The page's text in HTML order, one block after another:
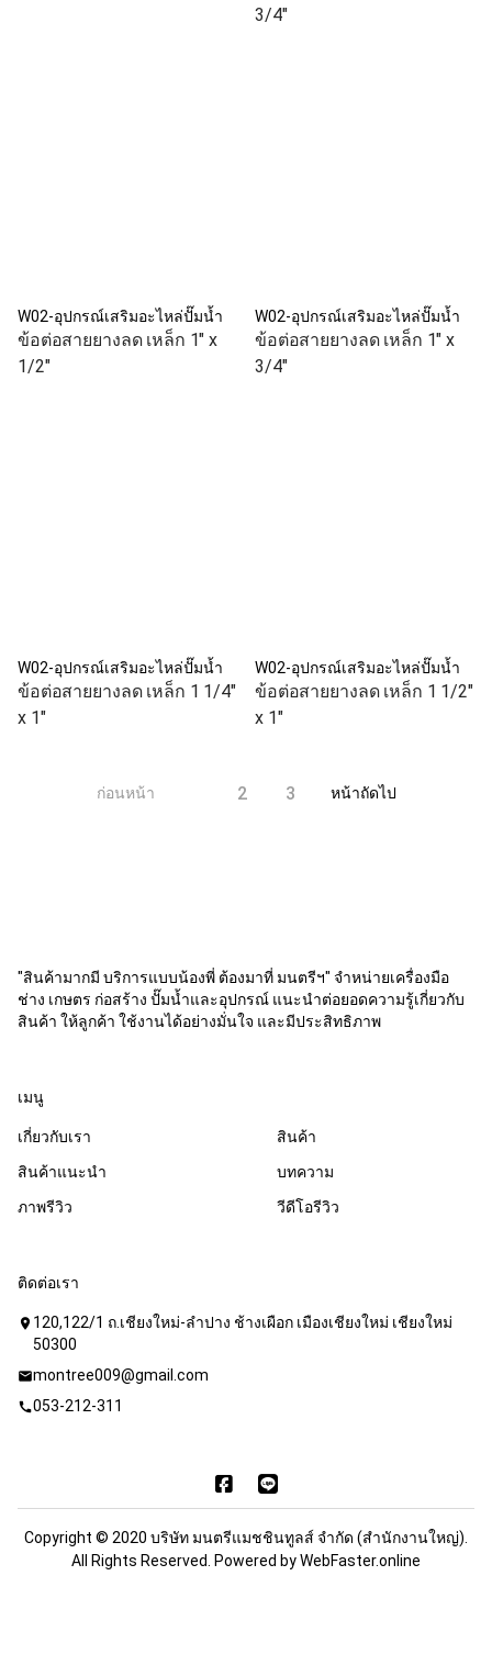
3/4"
W02-อุปกรณ์เสริมอะไหล่ปั๊มน้ำ
ข้อต่อสายยางลด เหล็ก 1" x
1/2"
W02-อุปกรณ์เสริมอะไหล่ปั๊มน้ำ
ข้อต่อสายยางลด เหล็ก 1" x
3/4"
W02-อุปกรณ์เสริมอะไหล่ปั๊มน้ำ
ข้อต่อสายยางลด เหล็ก 1 1/4"
x 1"
W02-อุปกรณ์เสริมอะไหล่ปั๊มน้ำ
ข้อต่อสายยางลด เหล็ก 1 1/2"
x 1"
ก่อนหน้า 2 3 หน้าถัดไป
"สินค้ามากมี บริการแบบน้องพี่ ต้องมาที่ มนตรีฯ" จำหน่ายเครื่องมือ
ช่าง เกษตร ก่อสร้าง ปั๊มน้ำและอุปกรณ์ แนะนำต่อยอดความรู้เกี่ยวกับ
สินค้า ให้ลูกค้า ใช้งานได้อย่างมั่นใจ และมีประสิทธิภาพ
เมนู
เกี่ยวกับเรา
สินค้า
สินค้าแนะนำ
บทความ
ภาพรีวิว
วีดีโอรีวิว
ติดต่อเรา
location_on 120,122/1 ถ.เชียงใหม่-ลำปาง ช้างเผือก เมืองเชียงใหม่ เชียงใหม่
50300
mailmontree009@gmail.com
call053-212-311
Copyright © 2020 บริษัท มนตรีแมชชินทูลส์ จำกัด (สำนักงานใหญ่).
All Rights Reserved. Powered byWebFaster.online